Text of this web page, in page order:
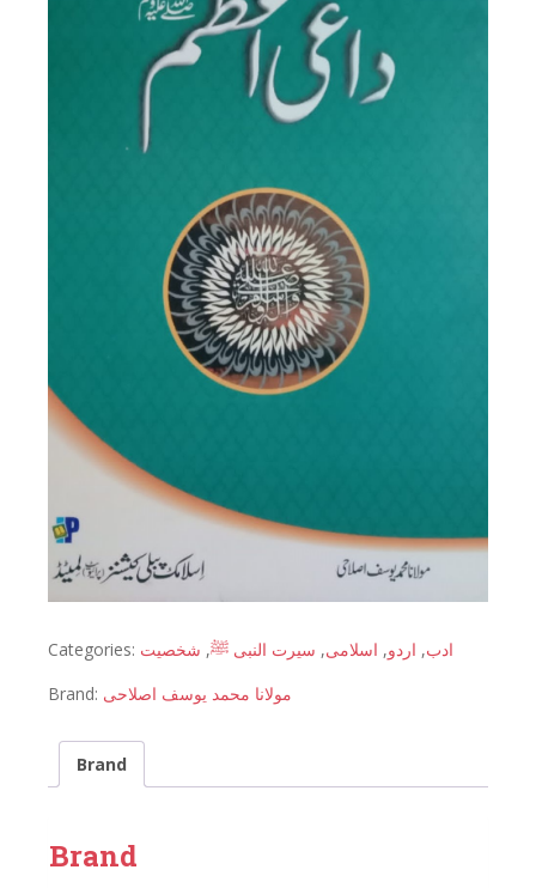
Categories: ادب, اردو, اسلامی, سیرت النبی ﷺ, شخصیت
Brand: مولانا محمد یوسف اصلاحی
Brand
Brand